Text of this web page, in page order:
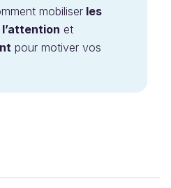
mobiliser les
et
pour motiver vos